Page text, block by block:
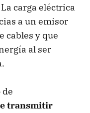
carga eléctrica
a un emisor
cables y que
al ser
transmitir